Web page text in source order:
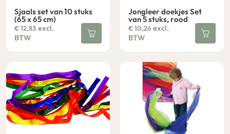
Sjaals set van 10 stuks
(65 x 65 cm)
€12,83 excl.
BTW
Jongleer doekjes Set
van 5 stuks, rood
€10,26 excl.
BTW